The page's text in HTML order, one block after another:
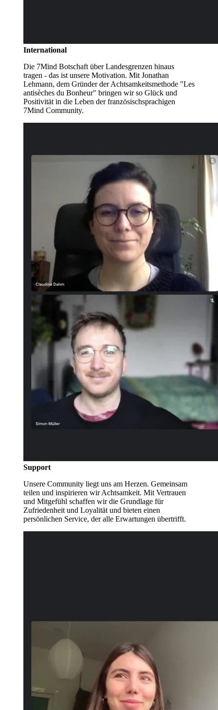
International
Die 7Mind Botschaft über Landesgrenzen hinaus
tragen - das ist unsere Motivation. Mit Jonathan
Lehmann, dem Gründer der Achtsamkeitsmethode "Les
antisèches du Bonheur" bringen wir so Glück und
Positivität in die Leben der französischsprachigen
7Mind Community.
Support
Unsere Community liegt uns am Herzen. Gemeinsam
teilen und inspirieren wir Achtsamkeit. Mit Vertrauen
und Mitgefühl schaffen wir die Grundlage für
Zufriedenheit und Loyalität und bieten einen
persönlichen Service, der alle Erwartungen übertrifft.